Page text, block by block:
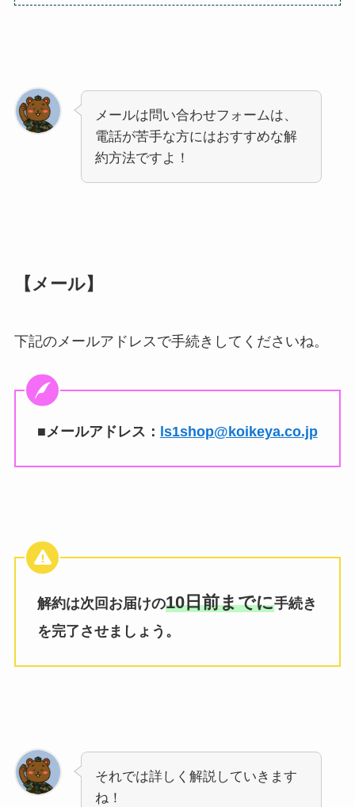
メールは問い合わせフォームは、
電話が苦手な方にはおすすめな解
約方法ですよ！
【メール】
下記のメールアドレスで手続きしてくださいね。
■メールアドレス： ls1shop@koikeya.co.jp
解約は次回お届けの10日前までに手続き
を完了させましょう。
それでは詳しく解説していきます
ね！